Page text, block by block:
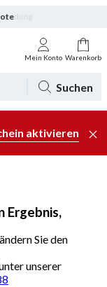
Mein Konto Warenkorb
Suchen
aktivieren
Ergebnis,
Sie den
unserer